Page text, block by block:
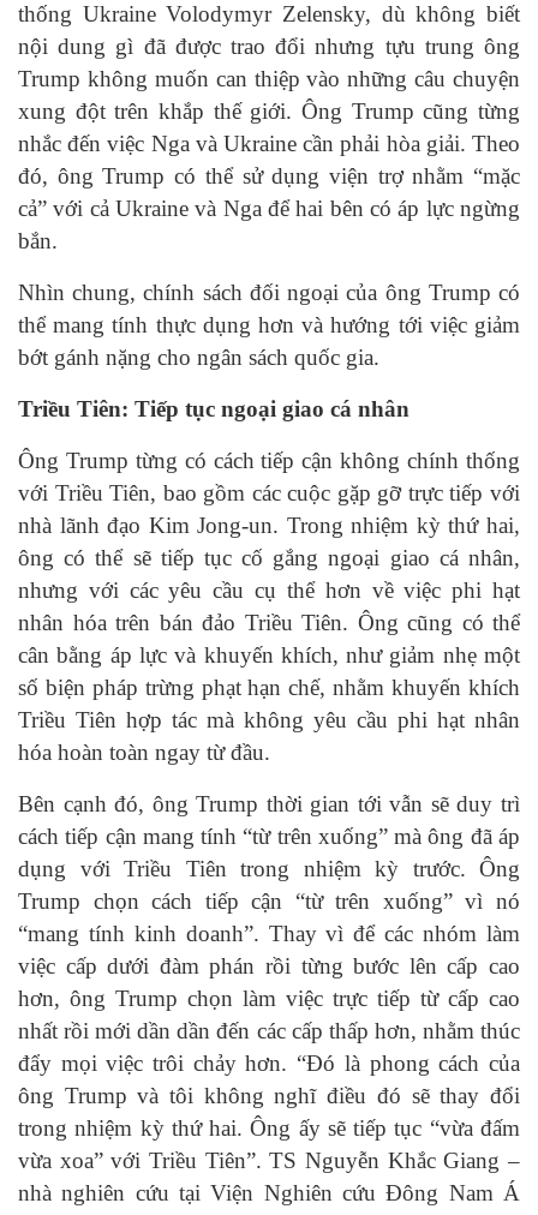
thống Ukraine Volodymyr Zelensky, dù không biết
nội dung gì đã được trao đổi nhưng tựu trung ông
Trump không muốn can thiệp vào những câu chuyện
xung đột trên khắp thế giới. Ông Trump cũng từng
nhắc đến việc Nga và Ukraine cần phải hòa giải. Theo
đó, ông Trump có thể sử dụng viện trợ nhằm “mặc
cả” với cả Ukraine và Nga để hai bên có áp lực ngừng
bắn.
Nhìn chung, chính sách đối ngoại của ông Trump có
thể mang tính thực dụng hơn và hướng tới việc giảm
bớt gánh nặng cho ngân sách quốc gia.
Triều Tiên: Tiếp tục ngoại giao cá nhân
Ông Trump từng có cách tiếp cận không chính thống
với Triều Tiên, bao gồm các cuộc gặp gỡ trực tiếp với
nhà lãnh đạo Kim Jong-un. Trong nhiệm kỳ thứ hai,
ông có thể sẽ tiếp tục cố gắng ngoại giao cá nhân,
nhưng với các yêu cầu cụ thể hơn về việc phi hạt
nhân hóa trên bán đảo Triều Tiên. Ông cũng có thể
cân bằng áp lực và khuyến khích, như giảm nhẹ một
số biện pháp trừng phạt hạn chế, nhằm khuyến khích
Triều Tiên hợp tác mà không yêu cầu phi hạt nhân
hóa hoàn toàn ngay từ đầu.
Bên cạnh đó, ông Trump thời gian tới vẫn sẽ duy trì
cách tiếp cận mang tính “từ trên xuống” mà ông đã áp
dụng với Triều Tiên trong nhiệm kỳ trước. Ông
Trump chọn cách tiếp cận “từ trên xuống” vì nó
“mang tính kinh doanh”. Thay vì để các nhóm làm
việc cấp dưới đàm phán rồi từng bước lên cấp cao
hơn, ông Trump chọn làm việc trực tiếp từ cấp cao
nhất rồi mới dần dần đến các cấp thấp hơn, nhằm thúc
đẩy mọi việc trôi chảy hơn. “Đó là phong cách của
ông Trump và tôi không nghĩ điều đó sẽ thay đổi
trong nhiệm kỳ thứ hai. Ông ấy sẽ tiếp tục “vừa đấm
vừa xoa” với Triều Tiên”. TS Nguyễn Khắc Giang –
nhà nghiên cứu tại Viện Nghiên cứu Đông Nam Á